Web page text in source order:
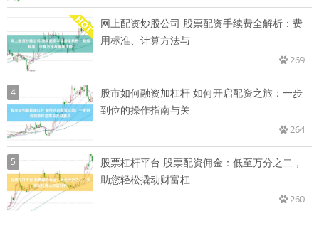
网上配资炒股公司 股票配资手续费全解析：费
用标准、计算方法与
269
4
股市如何融资加杠杆 如何开启配资之旅：一步
到位的操作指南与关
264
5
股票杠杆平台 股票配资佣金：低至万分之二，
助您轻松撬动财富杠
260